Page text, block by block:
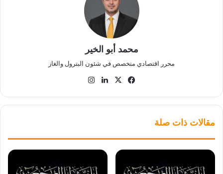
محمد أبو الخير
محرر اقتصادي متخصص في شئون البترول والغاز
فيسبوك
‫X لينكدإن
مقالات ذات صلة